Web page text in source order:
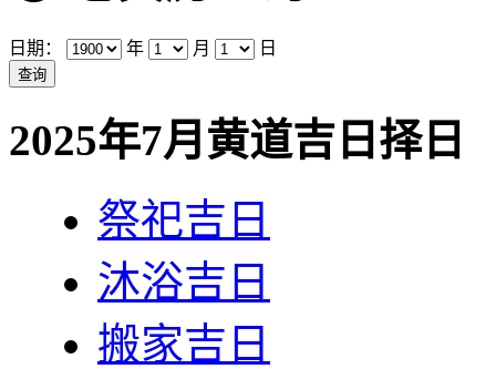
日期： 年 月 日
2025年7月黄道吉日择日
祭祀吉日
沐浴吉日
搬家吉日